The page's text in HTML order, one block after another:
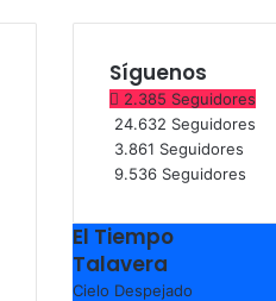
Síguenos
2.385 Seguidores
24.632 Seguidores
3.861 Seguidores
9.536 Seguidores
El Tiempo
Talavera
Cielo Despejado